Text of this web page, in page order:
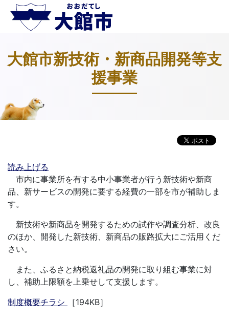
大館市新技術・新商品開発等支
援事業
読み上げる
市内に事業所を有する中小事業者が行う新技術や新商
品、新サービスの開発に要する経費の一部を市が補助しま
す。
新技術や新商品を開発するための試作や調査分析、改良
のほか、開発した新技術、新商品の販路拡大にご活用くだ
さい。
また、ふるさと納税返礼品の開発に取り組む事業に対
し、補助上限額を上乗せして支援します。
制度概要チラシ
［194KB］